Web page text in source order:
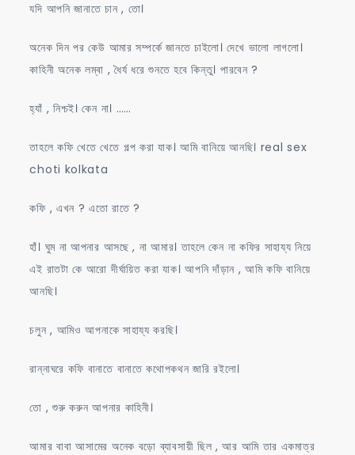
যদি আপনি জানাতে চান , তো।
অনেক দিন পর কেউ আমার সম্পর্কে জানতে চাইলো। দেখে ভালো লাগলো।
কাহিনী অনেক লম্বা , ধৈর্য ধরে শুনতে হবে কিন্তু। পারবেন ?
হ্যাঁ , নিশ্চই। কেন না। ……
তাহলে কফি খেতে খেতে গল্প করা যাক। আমি বানিয়ে আনছি। real sex
choti kolkata
কফি , এখন ? এতো রাতে ?
হাঁ। ঘুম না আপনার আসছে , না আমার। তাহলে কেন না কফির সাহায্য নিয়ে
এই রাতটা কে আরো দীর্ঘায়িত করা যাক। আপনি দাঁড়ান , আমি কফি বানিয়ে
আনছি।
চলুন , আমিও আপনাকে সাহায্য করছি।
রান্নাঘরে কফি বানাতে বানাতে কথোপকথন জারি রইলো।
তো , শুরু করুন আপনার কাহিনী।
আমার বাবা আসামের অনেক বড়ো ব্যাবসায়ী ছিল , আর আমি তার একমাত্র